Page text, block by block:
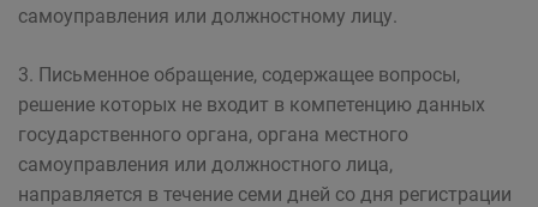
самоуправления или должностному лицу.
3. Письменное обращение, содержащее вопросы,
решение которых не входит в компетенцию данных
государственного органа, органа местного
самоуправления или должностного лица,
направляется в течение семи дней со дня регистрации